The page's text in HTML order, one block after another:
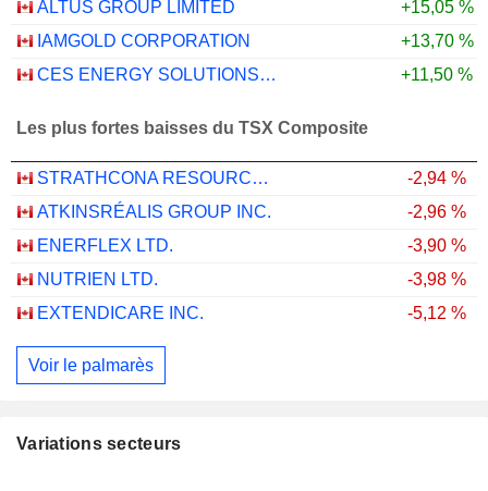
ALTUS GROUP LIMITED
+15,05 %
IAMGOLD CORPORATION
+13,70 %
CES ENERGY SOLUTIONS CORP.
+11,50 %
Les plus fortes baisses du TSX Composite
STRATHCONA RESOURCES LTD.
-2,94 %
ATKINSRÉALIS GROUP INC.
-2,96 %
ENERFLEX LTD.
-3,90 %
NUTRIEN LTD.
-3,98 %
EXTENDICARE INC.
-5,12 %
Voir le palmarès
Variations secteurs